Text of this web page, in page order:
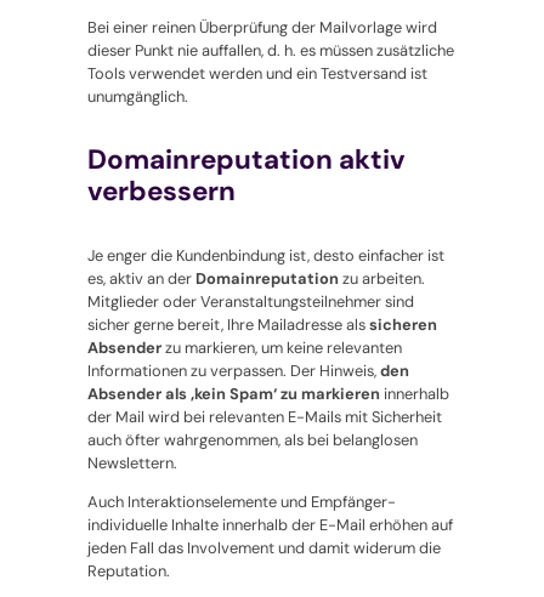
Bei einer reinen Überprüfung der Mailvorlage wird
dieser Punkt nie auffallen, d. h. es müssen zusätzliche
Tools verwendet werden und ein Testversand ist
unumgänglich.
Domainreputation aktiv
verbessern
Je enger die Kundenbindung ist, desto einfacher ist
es, aktiv an der Domainreputation zu arbeiten.
Mitglieder oder Veranstaltungsteilnehmer sind
sicher gerne bereit, Ihre Mailadresse alssicheren
Absenderzu markieren, um keine relevanten
Informationen zu verpassen. Der Hinweis,den
Absender als ‚kein Spam‘ zu markieren innerhalb
der Mail wird bei relevanten E-Mails mit Sicherheit
auch öfter wahrgenommen, als bei belanglosen
Newslettern.
Auch Interaktionselemente und Empfänger-
individuelle Inhalte innerhalb der E-Mail erhöhen auf
jeden Fall das Involvement und damit widerum die
Reputation.